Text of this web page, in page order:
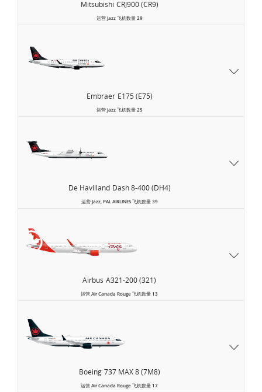
Mitsubishi CRJ900 (CR9)
运营Jazz 飞机数量29
Embraer E175 (E75)
运营Jazz 飞机数量25
De Havilland Dash 8-400 (DH4)
运营Jazz, PAL AIRLINES 飞机数量39
Canada
Rouge
Airbus A321-200 (321)
运营Air Canada Rouge飞机数量13
Boeing 737 MAX 8 (7M8)
运营Air Canada Rouge飞机数量17